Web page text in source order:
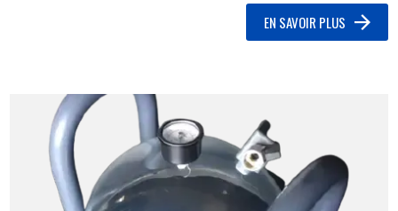
EN SAVOIR PLUS